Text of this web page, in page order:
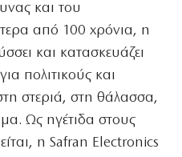
και του
από 100 χρόνια, η
και κατασκευάζει
πολιτικούς και
στεριά, στη θάλασσα,
Ως ηγέτιδα στους
η Safran Electronics